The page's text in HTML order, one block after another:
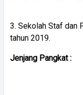
3. Sekolah Staf dan
tahun 2019.
Jenjang Pangkat :